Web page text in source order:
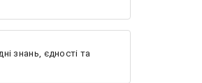
знань, єдності та